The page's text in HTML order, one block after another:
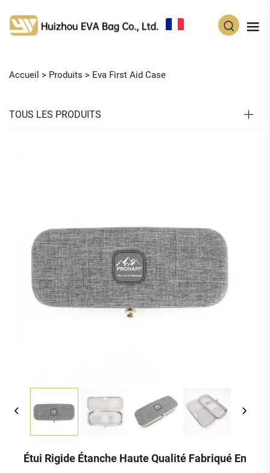
Accueil > Produits > Eva First Aid Case
TOUS LES PRODUITS
Étui Rigide Étanche Haute Qualité Fabriqué En